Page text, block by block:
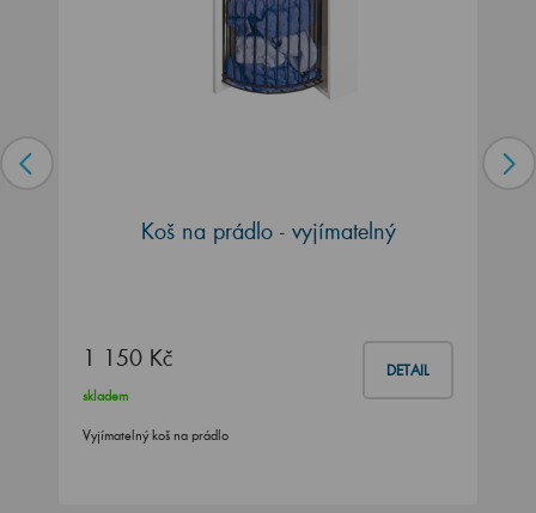
Koš na prádlo - vyjímatelný
1 150 Kč DETAIL
skladem
Vyjímatelný koš na prádlo